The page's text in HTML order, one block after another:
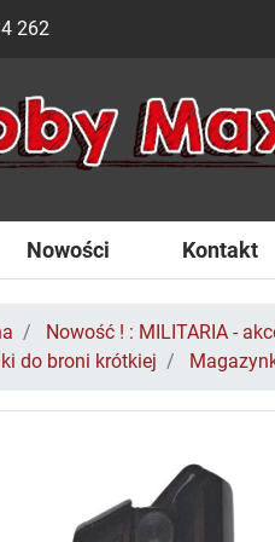
262
Nowości Kontakt
Nowość ! : MILITARIA -
do broni krótkiej